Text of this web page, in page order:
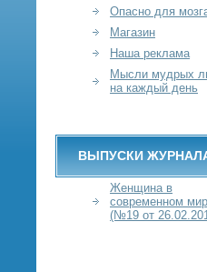
Опасно для
Магазин
Наша реклама
Мысли мудрых
на каждый день
ВЫПУСКИ
Женщина в
современном
(№19 от